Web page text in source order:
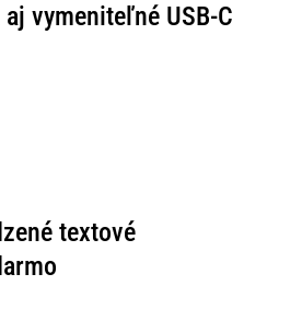
vymeniteľné USB-C
textové